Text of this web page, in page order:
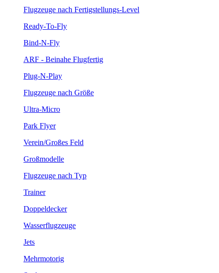
Flugzeuge nach Fertigstellungs-Level
Ready-To-Fly
Bind-N-Fly
ARF - Beinahe Flugfertig
Plug-N-Play
Flugzeuge nach Größe
Ultra-Micro
Park Flyer
Verein/Großes Feld
Großmodelle
Flugzeuge nach Typ
Trainer
Doppeldecker
Wasserflugzeuge
Jets
Mehrmotorig